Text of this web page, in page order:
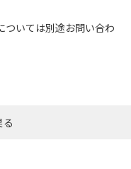
いては別途お問い合わ